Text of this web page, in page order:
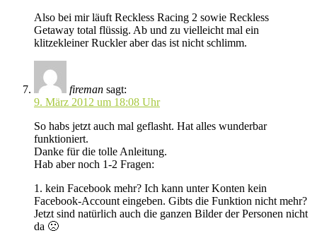
Also bei mir läuft Reckless Racing 2 sowie Reckless
Getaway total flüssig. Ab und zu vielleicht mal ein
klitzekleiner Ruckler aber das ist nicht schlimm.
fireman sagt:
9. März 2012 um 18:08 Uhr
So habs jetzt auch mal geflasht. Hat alles wunderbar
funktioniert.
Danke für die tolle Anleitung.
Hab aber noch 1-2 Fragen:
1. kein Facebook mehr? Ich kann unter Konten kein
Facebook-Account eingeben. Gibts die Funktion nicht mehr?
Jetzt sind natürlich auch die ganzen Bilder der Personen nicht
da 🙁